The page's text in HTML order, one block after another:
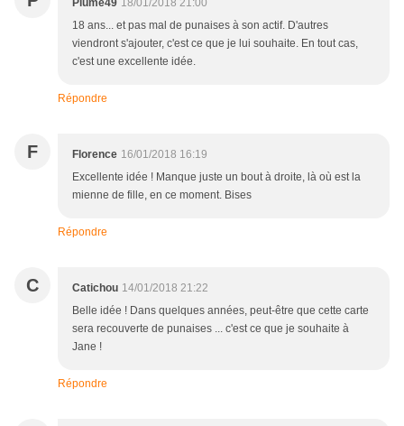
Plume49 18/01/2018 21:00
18 ans... et pas mal de punaises à son actif. D'autres
viendront s'ajouter, c'est ce que je lui souhaite. En tout cas,
c'est une excellente idée.
Répondre
F Florence 16/01/2018 16:19
Excellente idée ! Manque juste un bout à droite, là où est la
mienne de fille, en ce moment. Bises
Répondre
C Catichou 14/01/2018 21:22
Belle idée ! Dans quelques années, peut-être que cette carte
sera recouverte de punaises ... c'est ce que je souhaite à
Jane !
Répondre